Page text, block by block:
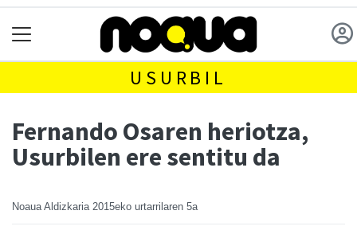
USURBIL
Fernando Osaren heriotza,
Usurbilen ere sentitu da
Noaua Aldizkaria 2015eko urtarrilaren 5a